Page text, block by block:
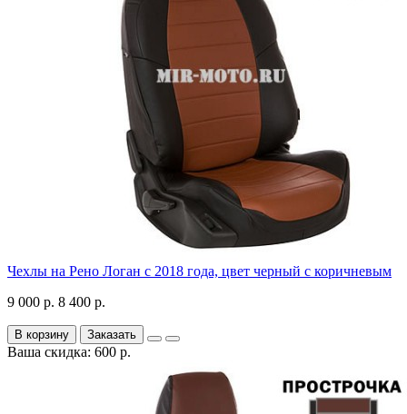
Чехлы на Рено Логан с 2018 года, цвет черный с коричневым
9 000 р. 8 400 р.
В корзину Заказать
Ваша скидка: 600 р.